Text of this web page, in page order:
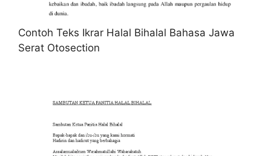
Contoh Teks Ikrar Halal Bihalal Bahasa Jawa
Serat Otosection